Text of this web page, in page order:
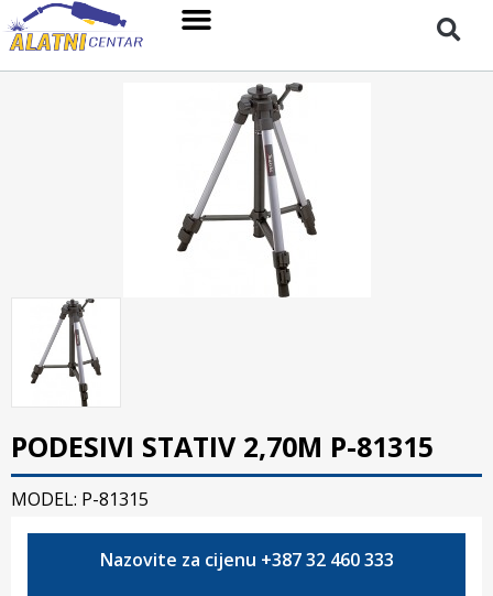
PODESIVI STATIV 2,70M P-81315
MODEL: P-81315
Nazovite za cijenu +387 32 460 333